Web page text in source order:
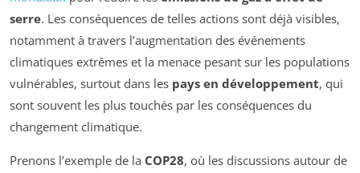
serre. Les conséquences de telles actions sont déjà visibles,
notamment à travers l’augmentation des événements
climatiques extrêmes et la menace pesant sur les populations
vulnérables, surtout dans les pays en développement, qui
sont souvent les plus touchés par les conséquences du
changement climatique.
Prenons l’exemple de la COP28, où les discussions autour de